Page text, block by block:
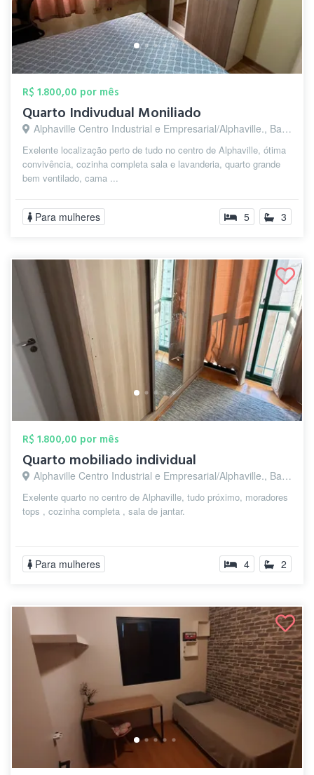
R$ 1.800,00 por mês
Quarto Indivudual Moniliado
Alphaville Centro Industrial e Empresarial/Alphaville., Barueri - SP
Exelente localização perto de tudo no centro de Alphaville, ótima
convivência, cozinha completa sala e lavanderia, quarto grande
bem ventilado, cama ...
Para mulheres 5 3
R$ 1.800,00 por mês
Quarto mobiliado individual
Alphaville Centro Industrial e Empresarial/Alphaville., Barueri - SP
Exelente quarto no centro de Alphaville, tudo próximo, moradores
tops , cozinha completa , sala de jantar.
Para mulheres 4 2